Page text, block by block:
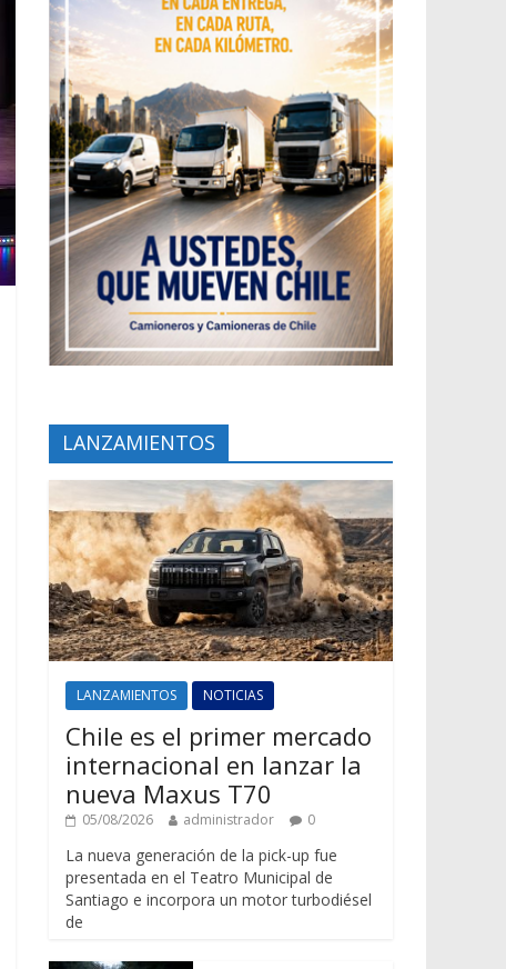
LANZAMIENTOS
LANZAMIENTOS NOTICIAS
Chile es el primer mercado
internacional en lanzar la
nueva Maxus T70
05/08/2026 administrador 0
La nueva generación de la pick-up fue
presentada en el Teatro Municipal de
Santiago e incorpora un motor turbodiésel
de